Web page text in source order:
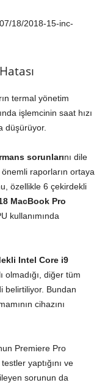
18/2018-15-inc-
termal yönetim
işlemcinin saat hızı
düşürüyor.
sorunlarını dile
raporların ortaya
özellikle 6 çekirdekli
MacBook Pro
kullanımında
Intel Core i9
olmadığı, diğer tüm
belirtiliyor. Bundan
cihazını
Premiere Pro
yaptığını ve
sorunun da